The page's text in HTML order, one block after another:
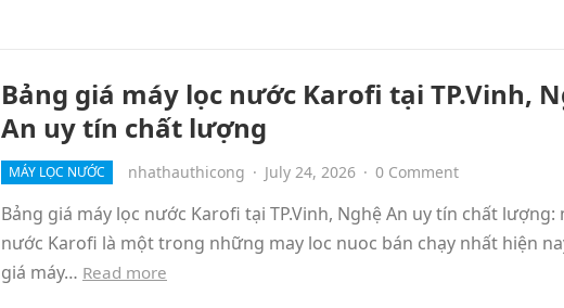
Bảng giá máy lọc nước Karofi tại TP.Vinh,
An uy tín chất lượng
MÁY LỌC NƯỚC nhathauthicong · July 24, 2026 · 0 Comment
Bảng giá máy lọc nước Karofi tại TP.Vinh, Nghệ An uy tín chất lượng:
nước Karofi là một trong những may loc nuoc bán chạy nhất hiện
giá máy… Read more